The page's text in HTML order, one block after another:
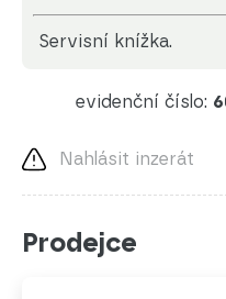
servisní knížka.
evidenční číslo:
Nahlásit inzerát
Prodejce